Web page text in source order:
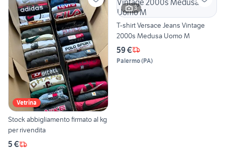
Vetrina
Stock abbigliamento firmato al kg
per rivendita
5 €
3
T-shirt Versace Jeans Vintage
2000s Medusa Uomo M
59 €
Palermo(PA)